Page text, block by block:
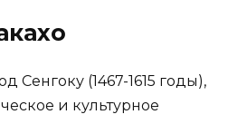
Сенгоку (1467-1615 годы),
и культурное